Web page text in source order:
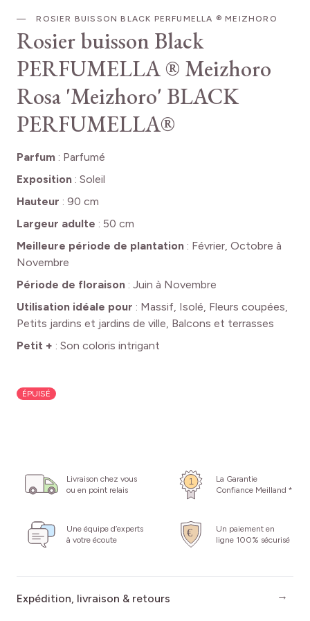
ROSIER BUISSON BLACK PERFUMELLA ® MEIZHORO
Rosier buisson Black
PERFUMELLA ® Meizhoro
Rosa 'Meizhoro' BLACK
PERFUMELLA®
Parfum : Parfumé
Exposition : Soleil
Hauteur : 90 cm
Largeur adulte : 50 cm
Meilleure période de plantation : Février, Octobre à
Novembre
Période de floraison : Juin à Novembre
Utilisation idéale pour : Massif, Isolé, Fleurs coupées,
Petits jardins et jardins de ville, Balcons et terrasses
Petit + : Son coloris intrigant
ÉPUISÉ
Livraison chez vous
ou en point relais
La Garantie
Confiance Meilland *
Une équipe d’experts
à votre écoute
Un paiement en
ligne 100% sécurisé
Expédition, livraison & retours